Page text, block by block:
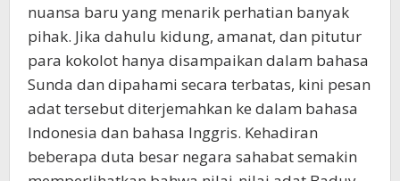
nuansa baru yang menarik perhatian banyak
pihak. Jika dahulu kidung, amanat, dan pitutur
para kokolot hanya disampaikan dalam bahasa
Sunda dan dipahami secara terbatas, kini pesan
adat tersebut diterjemahkan ke dalam bahasa
Indonesia dan bahasa Inggris. Kehadiran
beberapa duta besar negara sahabat semakin